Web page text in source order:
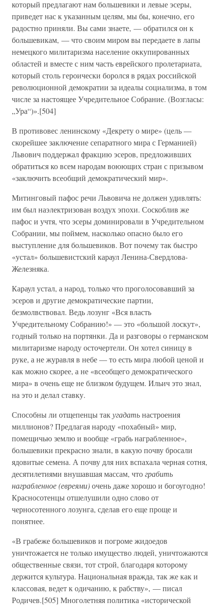
который предлагают нам большевики и левые эсеры,
приведет нас к указанным целям, мы бы, конечно, его
радостно приняли. Вы сами знаете, — обратился он к
большевикам, — что своим миром вы передаете в лапы
немецкого милитаризма население оккупированных
областей и вместе с ним часть еврейского пролетариата,
который столь героически боролся в рядах российской
революционной демократии за идеалы социализма, в том
числе за настоящее Учредительное Собрание. (Возгласы:
„Ура“)».[504]
В противовес ленинскому «Декрету о мире» (цель —
скорейшее заключение сепаратного мира с Германией)
Львович поддержал фракцию эсеров, предложивших
обратиться ко всем народам воюющих стран с призывом
«заключить всеобщий демократический мир».
Митинговый пафос речи Львовича не должен удивлять:
им был наэлектризован воздух эпохи. Соскоблив же
пафос и учтя, что эсеры доминировали в Учредительном
Собрании, мы поймем, насколько опасно было его
выступление для большевиков. Вот почему так быстро
«устал» большевистский караул Ленина-Свердлова-
Железняка.
Караул устал, а народ, только что проголосовавший за
эсеров и другие демократические партии,
безмолвствовал. Ведь лозунг «Вся власть
Учредительному Собранию!» — это «большой лоскут»,
годный только на портянки. Да и разговоры о германском
милитаризме народу осточертели. Он хотел синицу в
руке, а не журавля в небе — то есть мира любой ценой и
как можно скорее, а не «всеобщего демократического
мира» в очень еще не близком будущем. Ильич это знал,
на это и делал ставку.
Способны ли отщепенцы такугадатьнастроения
миллионов? Предлагая народу «похабный» мир,
помещичью землю и вообще «грабь награбленное»,
большевики прекрасно знали, в какую почву бросали
ядовитые семена. А почву для них вспахала черная сотня,
десятилетиями внушавшая массам, чтограбить
награбленное (евреями)очень даже хорошо и богоугодно!
Красносотенцы отшелушили одно слово от
черносотенного лозунга, сделав его еще проще и
понятнее.
«В грабеже большевиков и погроме жидоедов
уничтожается не только имущество людей, уничтожаются
общественные связи, тот строй, благодаря которому
держится культура. Национальная вражда, так же как и
классовая, ведет к одичанию, к рабству», — писал
Родичев.[505] Многолетняя политика «исторической